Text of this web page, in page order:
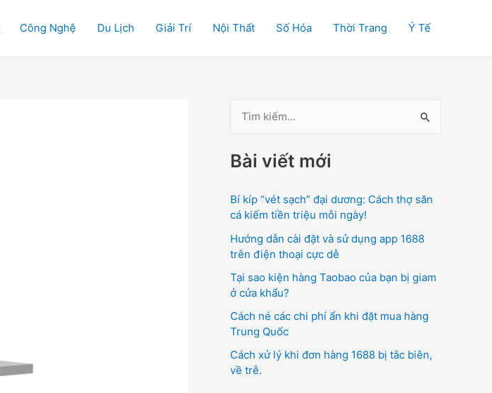
Công Nghệ Du Lịch Giải Trí Nội Thất Số Hóa Thời Trang Ý Tế
m
i
m
Bài viết mới
Bí kíp “vét sạch” đại dương: Cách thợ săn
cá kiếm tiền triệu mỗi ngày!
Hướng dẫn cài đặt và sử dụng app 1688
trên điện thoại cực dễ
Tại sao kiện hàng Taobao của bạn bị giam
ở cửa khẩu?
Cách né các chi phí ẩn khi đặt mua hàng
Trung Quốc
Cách xử lý khi đơn hàng 1688 bị tắc biên,
về trễ.